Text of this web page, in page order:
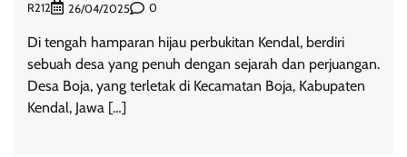
R212 26/04/2025 0
Di tengah hamparan hijau perbukitan Kendal, berdiri
sebuah desa yang penuh dengan sejarah dan perjuangan.
Desa Boja, yang terletak di Kecamatan Boja, Kabupaten
Kendal, Jawa […]